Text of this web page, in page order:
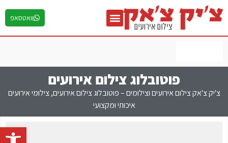
וואטסאפ
פוטובלוג צילום אירועים
צ'יק צ'אק צילום אירועים וצילומים – פוטובלוג צילום אירועים, צילומי אירועים
איכותי ומקצועי